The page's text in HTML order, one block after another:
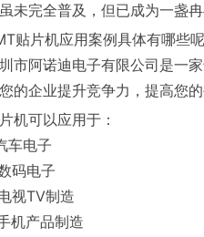
未完全普及，但已成为一盏
贴片机应用案例具体有哪些
市阿诺迪电子有限公司是一
的企业提升竞争力，提高您的
机可以应用于：
车电子
码电子
视TV制造
机产品制造